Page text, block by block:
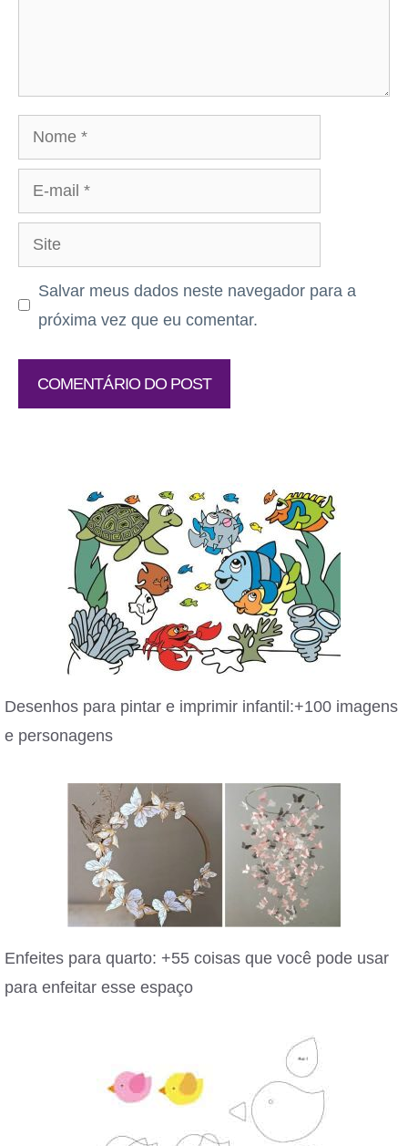
Nome
mail
Site
Salvar meus dados neste navegador para a
próxima vez que eu comentar.
Desenhos para pintar e imprimir infantil:+100 imagens
e personagens
Enfeites para quarto: +55 coisas que você pode usar
para enfeitar esse espaço